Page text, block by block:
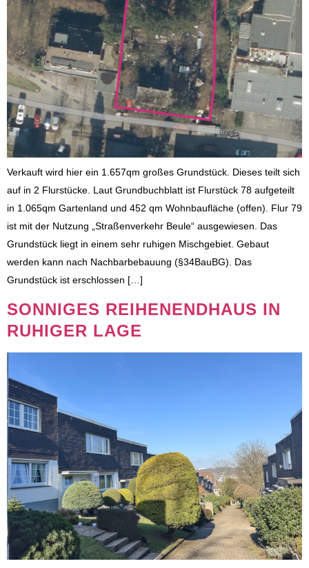
Verkauft wird hier ein 1.657qm großes Grundstück. Dieses teilt sich
auf in 2 Flurstücke. Laut Grundbuchblatt ist Flurstück 78 aufgeteilt
in 1.065qm Gartenland und 452 qm Wohnbaufläche (offen). Flur 79
ist mit der Nutzung „Straßenverkehr Beule“ ausgewiesen. Das
Grundstück liegt in einem sehr ruhigen Mischgebiet. Gebaut
werden kann nach Nachbarbebauung (§34BauBG). Das
Grundstück ist erschlossen […]
SONNIGES REIHENENDHAUS IN
RUHIGER LAGE